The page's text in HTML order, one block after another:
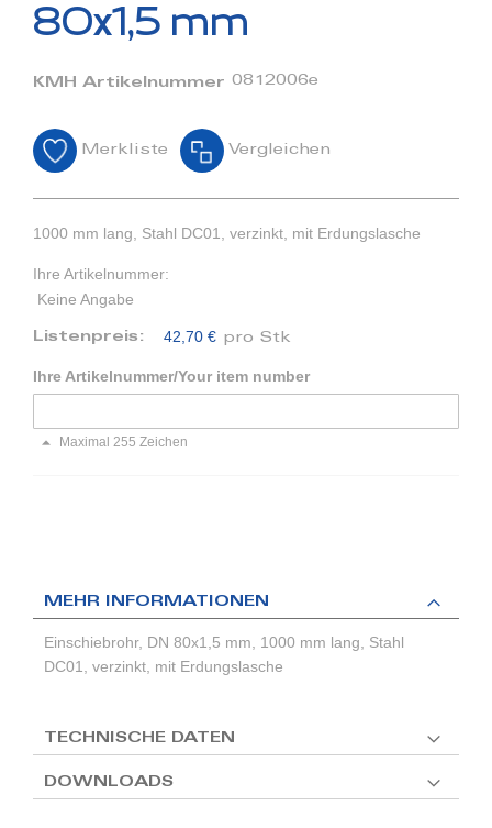
springen
80x1,5 mm
KMH Artikelnummer 0812006e
Merkliste Vergleichen
1000 mm lang, Stahl DC01, verzinkt, mit Erdungslasche
Ihre Artikelnummer:
Keine Angabe
Listenpreis: 42,70 € pro Stk
Ihre Artikelnummer/Your item number
Maximal 255 Zeichen
MEHR INFORMATIONEN
Einschiebrohr, DN 80x1,5 mm, 1000 mm lang, Stahl
DC01, verzinkt, mit Erdungslasche
TECHNISCHE DATEN
DOWNLOADS